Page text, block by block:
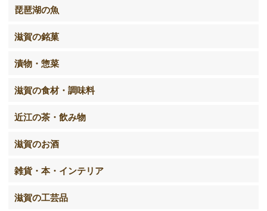
琵琶湖の魚
滋賀の銘菓
漬物・惣菜
滋賀の食材・調味料
近江の茶・飲み物
滋賀のお酒
雑貨・本・インテリア
滋賀の工芸品